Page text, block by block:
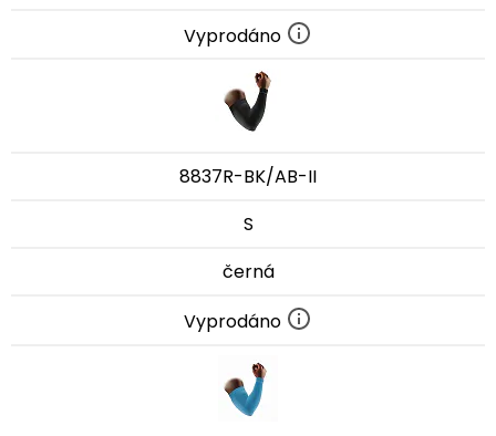
Vyprodáno
8837R-BK/AB-II
S
černá
Vyprodáno